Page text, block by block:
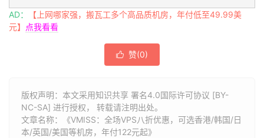
AD：
【上网哪家强，搬瓦工多个高品质机房，年付低至49.99美
元】
点我看看
 赞(0)
版权声明：本文采用知识共享 署名4.0国际许可协议 [BY-
NC-SA] 进行授权， 转载请注明出处。
文章名称：《VMISS：全场VPS八折优惠，可选香港/韩国/日
本/英国/美国等机房，年付122元起》